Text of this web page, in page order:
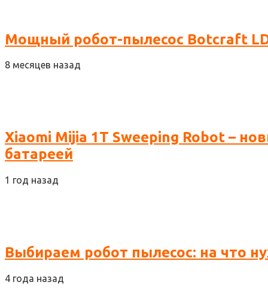
Мощный робот-пылесос Botcraft
8 месяцев назад
Xiaomi Mijia 1T Sweeping Robot –
батареей
1 год назад
Выбираем робот пылесос: на что
4 года назад